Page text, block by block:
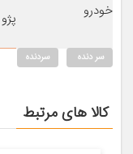
خودرو
پژو ۲۰۶ صندوق دار
سر دنده سردنده
کالا های مرتبط